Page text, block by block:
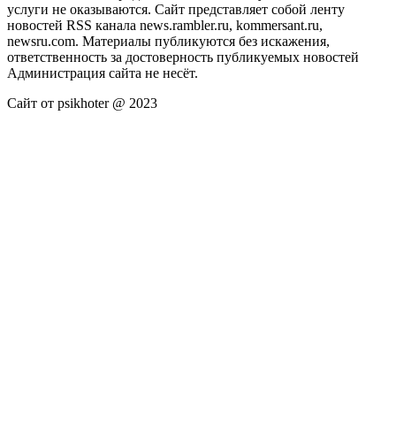
услуги не оказываются. Сайт представляет собой ленту
новостей RSS канала news.rambler.ru, kommersant.ru,
newsru.com. Материалы публикуются без искажения,
ответственность за достоверность публикуемых новостей
Администрация сайта не несёт.
Сайт от psikhoter @ 2023